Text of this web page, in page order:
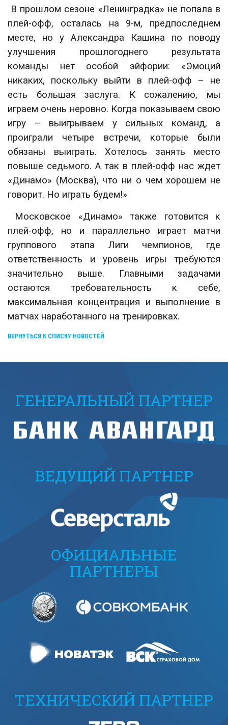
В прошлом сезоне «Ленинградка» не попала в
плей-офф, осталась на 9-м, предпоследнем
месте, но у Александра Кашина по поводу
улучшения прошлогоднего результата
команды нет особой эйфории: «Эмоций
никаких, поскольку выйти в плей-офф – не
есть большая заслуга. К сожалению, мы
играем очень неровно. Когда показываем свою
игру – выигрываем у сильных команд, а
проиграли четыре встречи, которые были
обязаны выиграть. Хотелось занять место
повыше седьмого. А так в плей-офф нас ждет
«Динамо» (Москва), что ни о чем хорошем не
говорит. Но играть будем!»
Московское «Динамо» также готовится к
плей-офф, но и параллельно играет матчи
группового этапа Лиги чемпионов, где
ответственность и уровень игры требуются
значительно выше. Главными задачами
остаются требовательность к себе,
максимальная концентрация и выполнение в
матчах наработанного на тренировках.
ВЕРНУТЬСЯ К СПИСКУ НОВОСТЕЙ
ГЕНЕРАЛЬНЫЙ ПАРТНЕР
ВЕДУЩИЙ ПАРТНЕР
ОФИЦИАЛЬНЫЕ
ПАРТНЕРЫ
ТЕХНИЧЕСКИЙ ПАРТНЕР